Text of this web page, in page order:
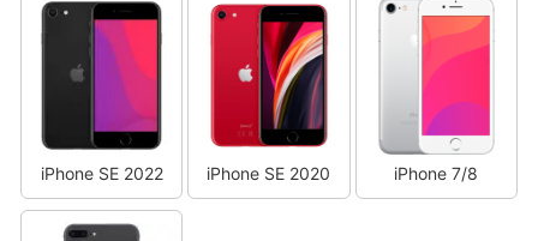
iPhone SE 2022 iPhone SE 2020 iPhone 7/8